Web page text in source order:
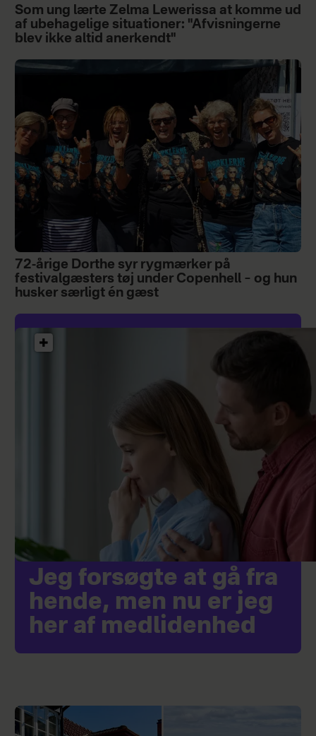
Som ung lærte Zelma Lewerissa at komme ud
af ubehagelige situationer: "Afvisningerne
blev ikke altid anerkendt"
72-årige Dorthe syr rygmærker på
festivalgæsters tøj under Copenhell – og hun
husker særligt én gæst
Jeg forsøgte at gå fra
hende, men nu er jeg
her af medlidenhed